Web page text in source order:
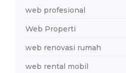
web profesional
Web Properti
web renovasi rumah
web rental mobil